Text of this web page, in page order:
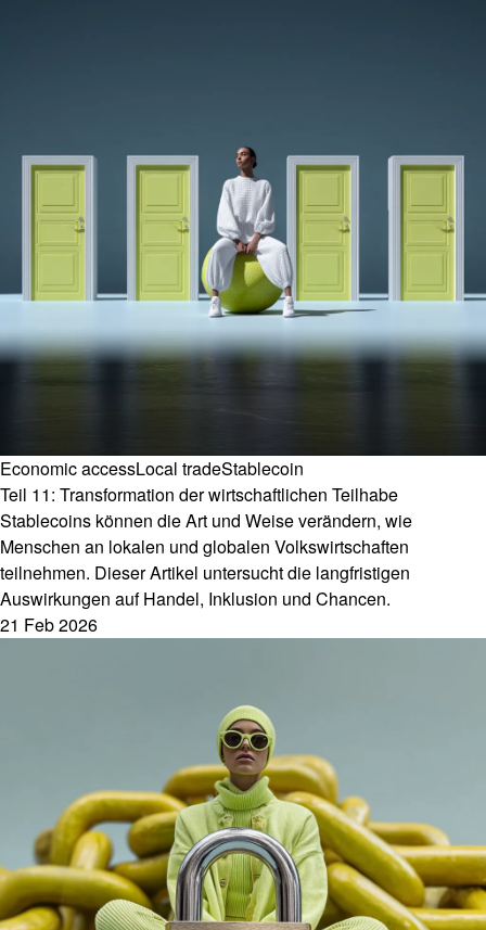
Economic accessLocal tradeStablecoin
Teil 11: Transformation der wirtschaftlichen Teilhabe
Stablecoins können die Art und Weise verändern, wie
Menschen an lokalen und globalen Volkswirtschaften
teilnehmen. Dieser Artikel untersucht die langfristigen
Auswirkungen auf Handel, Inklusion und Chancen.
21 Feb 2026